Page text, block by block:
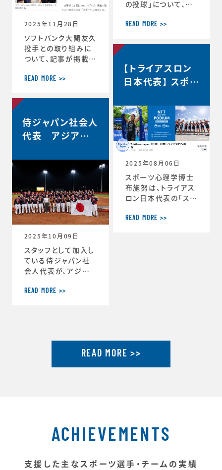
自分の最高を引き出
ツ心理学博士が語る
結果を出し続ける人
の
2025年11月28日
ソフトバンク大関友久
投手との取り組みに
ついて、記事が掲載さ
理学で結果 大関投
＜朝日新聞デジタル
ahi.com/articles/
DA3S16351620.ht
ml
READ MORE >>
の投球」について、イ
ます。速球140km／
フトバンク大関友久
エンスです」https://
topics.smt.doco
mo.ne.jp/article/
day-445985
READ MORE >>
侍ジャパン社会人
代表 アジア選
2025年10月09日
スタッフとして加入し
ている侍ジャパン社
会人代表が、アジア
ました。アジア選手権
l.jp/jp/news/pres
s/20250930_1.ht
READ MORE >>
【トライアスロン
日本代表】 スポー
ト/ハイパフォーマ
ンスコーチ 就任
2025年08月06日
スポーツ心理学博士
布施努は、トライアス
ロン日本代表の「スポ
ハイパフォーマンスコ
READ MORE >>
READ MORE >>
ACHIEVEMENTS
支援した主なスポーツ選手・チームの実績